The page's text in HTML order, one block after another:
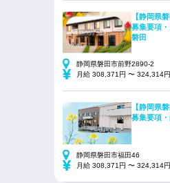
【静岡県
募集要項
磐田
静岡県磐田市前野2890-2
月給 308,371円 〜 324,314円
【静岡県
募集要項
静岡県磐田市福田46
月給 308,371円 〜 324,314円